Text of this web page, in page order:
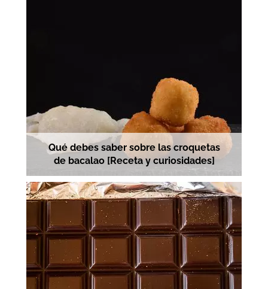
Qué debes saber sobre las croquetas
de bacalao [Receta y curiosidades]